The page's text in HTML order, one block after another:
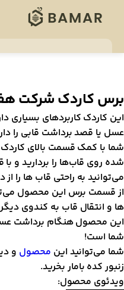
کاردک شرکت
کاردک کاربرد‌های بسیاری
یا قصد برداشت قابی را
با کمک قسمت بالای
روی قاب‌ها را بردارید و
به راحتی قاب ها را از
قسمت برس این محصول
و انتقال قاب به کندوی
محصول هنگام برداشت
است!
می‌توانید این محصولو
کده بامار بخرید.
محصول: